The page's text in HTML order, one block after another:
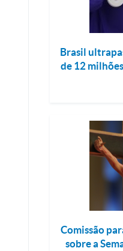
Brasil
de 12
Comissão
sobre a